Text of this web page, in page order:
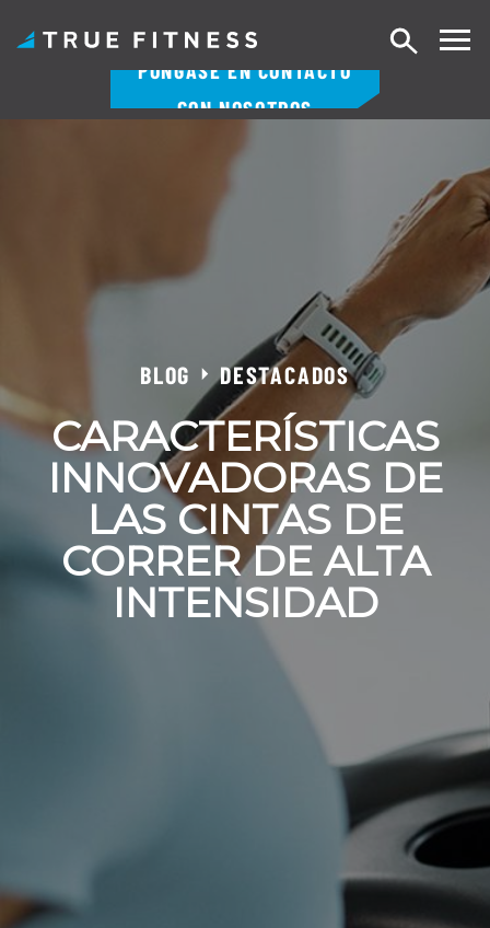
PÓNGASE EN CONTACTO
CON NOSOTROS
Buscar
BLOG DESTACADOS
CARACTERÍSTICAS
INNOVADORAS DE
LAS CINTAS DE
CORRER DE ALTA
INTENSIDAD